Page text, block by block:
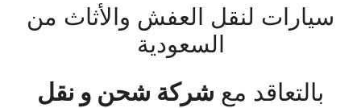
سيارات لنقل العفش والأثاث من
السعودية
بالتعاقد مع شركة شحن و نقل